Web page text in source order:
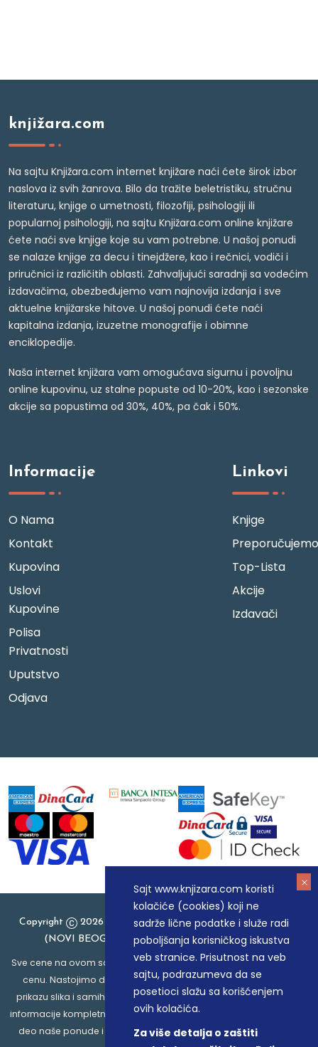
Sajt www.knjizara.com koristi
kolačiće (cookies) koji ne
sadrže lične podatke i služe radi
poboljšanja korisničkog iskustva
veb stranice. Prisutnost na veb
sajtu, podrazumeva da se
posetioci slažu sa korišćenjem
ovih kolačića.
Za više detalja o zaštiti
knjižara.com
Na sajtu Knjižara.com internet knjižare naći ćete širok izbor
naslova iz svih žanrova. Bilo da tražite beletristiku, stručnu
literaturu, knjige o umetnosti, filozofiji, psihologiji ili
popularnoj psihologiji, na sajtu Knjižara.com online knjižare
ćete naći sve knjige koje su vam potrebne. U našoj ponudi
se nalaze knjige za decu i tinejdžere, kao i rečnici, vodiči i
priručnici iz različitih oblasti. Zahvaljujući saradnji sa vodećim
izdavačima, obezbeđujemo vam najnovija izdanja i sve
aktuelne knjižarske hitove. U našoj ponudi ćete naći
kapitalna izdanja, izuzetne monografije i obimne
enciklopedije.
Naša internet knjižara vam omogućava sigurnu i povoljnu
online kupovinu, uz stalne popuste od 10-20%, kao i sezonske
akcije sa popustima od 30%, 40%, pa čak i 50%.
Informacije
O Nama
Kontakt
Kupovina
Uslovi
Kupovine
Polisa
Privatnosti
Uputstvo
Odjava
Linkovi
Knjige
Preporučujemo
Top-Lista
Akcije
Izdavači
Copyright
2026 Knjizara.com - MAKART DOO BEOGRAD
(NOVI BEOGRAD), PIB: 105184104, MB: 20337524
Sve cene na ovom sajtu iskazane su u dinarima. PDV je uračunat u
cenu. Nastojimo da budemo što precizniji u opisu proizvoda,
prikazu slika i samih cena, ali ne možemo garantovati da su sve
informacije kompletne i bez grešaka. Svi artikli prikazani na sajtu su
deo naše ponude i ne podrazumeva da su dostupni u svakom